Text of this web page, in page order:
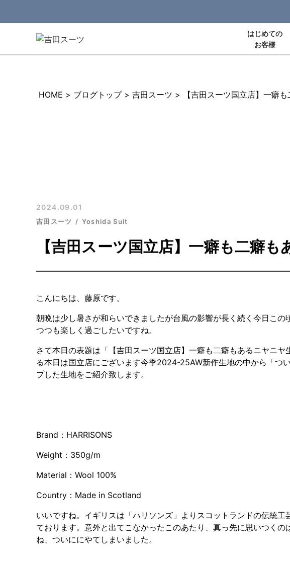
はじめての
お客様
HOME > ブログトップ > 吉田スーツ > 【吉田スーツ国立店】一癖
2024.09.01
吉田スーツ Yoshida Suit
【吉田スーツ国立店】一癖も二癖
こんにちは、藤原です。
朝晩は少し暑さが和らいできましたが台風の影響が長く続く今日こ
つつも楽しく過ごしたいですね。
さて本日の表題は「【吉田スーツ国立店】一癖も二癖もあるニヤニ
る本日は国立店にございます今季2024-25AW新作生地の中から「つ
プした生地をご紹介致します。
Brand：HARRISONS
Weight：350g/m
Material：Wool 100%
Country：Made in Scotland
いいですね。イギリスは「ハリソンズ」よりスコットランドの伝統
ております。意外と出てこなかったこのあたり、真っ先に思いつく
ね、ついににやてしまいました。